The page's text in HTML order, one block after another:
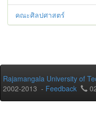
คณะศิลปศาสตร์
Rajamangala University of
2002-2013 - Feedback